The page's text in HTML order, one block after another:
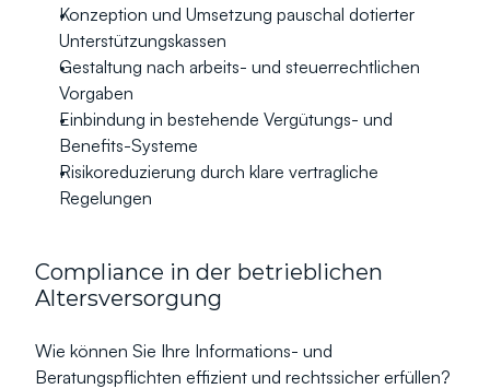
Konzeption und Umsetzung pauschal dotierter
Unterstützungskassen
Gestaltung nach arbeits- und steuerrechtlichen
Vorgaben
Einbindung in bestehende Vergütungs- und
Benefits-Systeme
Risikoreduzierung durch klare vertragliche
Regelungen
Compliance in der betrieblichen
Altersversorgung
Wie können Sie Ihre Informations- und
Beratungspflichten effizient und rechtssicher erfüllen?